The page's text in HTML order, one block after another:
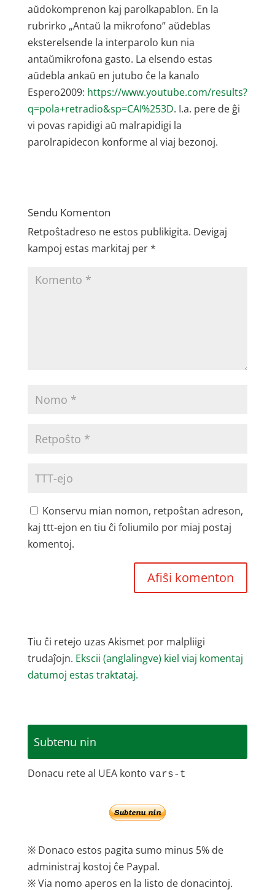
aŭdokomprenon kaj parolkapablon. En la
rubrirko „Antaŭ la mikrofono” aŭdeblas
eksterelsende la interparolo kun nia
antaŭmikrofona gasto. La elsendo estas
aŭdebla ankaŭ en jutubo ĉe la kanalo
Espero2009: https://www.youtube.com/results?
q=pola+retradio&sp=CAI%253D. I.a. pere de ĝi
vi povas rapidigi aŭ malrapidigi la
parolrapidecon konforme al viaj bezonoj.
Sendu Komenton
Retpoŝtadreso ne estos publikigita. Devigaj
kampoj estas markitaj per*
Konservu mian nomon, retpoŝtan adreson,
kaj ttt-ejon en tiu ĉi foliumilo por miaj postaj
komentoj.
Tiu ĉi retejo uzas Akismet por malpliigi
trudaĵojn. Ekscii (anglalingve) kiel viaj komentaj
datumoj estas traktataj.
Subtenu nin
Donacu rete al UEA konto vars-t
※ Donaco estos pagita sumo minus 5% de
administraj kostoj ĉe Paypal.
※ Via nomo aperos en la listo de donacintoj.